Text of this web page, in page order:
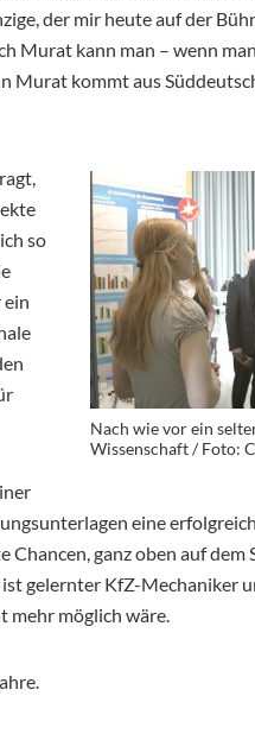
der mir heute auf der
Murat kann man – wenn
Murat kommt aus
Nach wie vor ein
Wissenschaft / Foto:
so
ein
eine
ganz oben auf dem
gelernter KfZ-Mechaniker
mehr möglich wäre.